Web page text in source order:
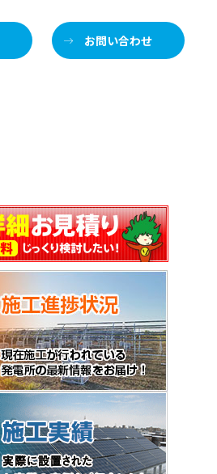
お問い合わせ